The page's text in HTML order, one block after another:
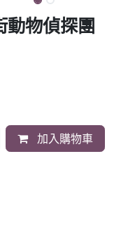
動物偵探團
加入購物車